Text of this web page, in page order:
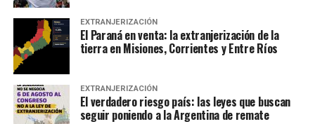
EXTRANJERIZACIÓN
El Paraná en venta: la extranjerización de la
tierra en Misiones, Corrientes y Entre Ríos
EXTRANJERIZACIÓN
El verdadero riesgo país: las leyes que buscan
seguir poniendo a la Argentina de remate